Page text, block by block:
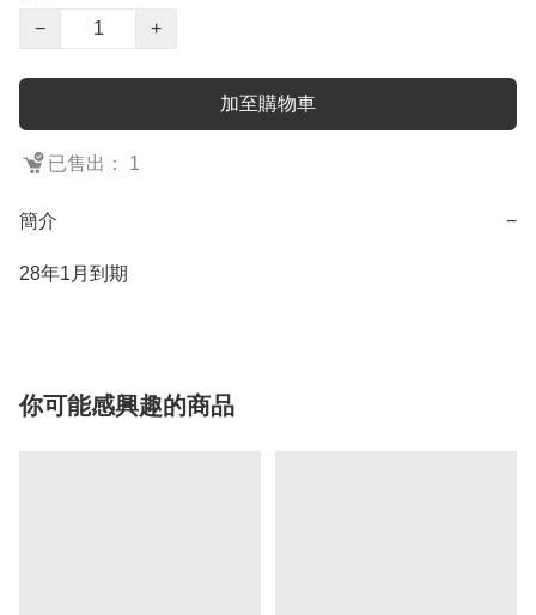
−
+
加至購物車
已售出： 1
簡介 −
28年1月到期
你可能感興趣的商品